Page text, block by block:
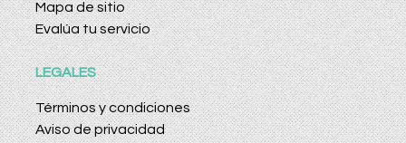
Mapa de sitio
Evalúa tu servicio
LEGALES
Términos y condiciones
Aviso de privacidad